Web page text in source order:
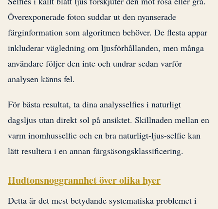
Överexponerade foton suddar ut den nyanserade
färginformation som algoritmen behöver. De flesta appar
inkluderar vägledning om ljusförhållanden, men många
användare följer den inte och undrar sedan varför
analysen känns fel.
För bästa resultat, ta dina analysselfies i naturligt
dagsljus utan direkt sol på ansiktet. Skillnaden mellan en
varm inomhusselfie och en bra naturligt-ljus-selfie kan
lätt resultera i en annan färgsäsongsklassificering.
Hudtonsnoggrannhet över olika hyer
Detta är det mest betydande systematiska problemet i